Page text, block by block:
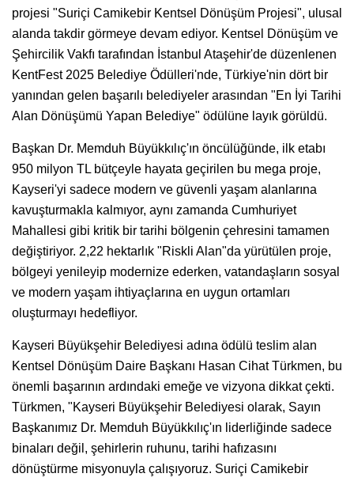
projesi "Suriçi Camikebir Kentsel Dönüşüm Projesi", ulusal
alanda takdir görmeye devam ediyor. Kentsel Dönüşüm ve
Şehircilik Vakfı tarafından İstanbul Ataşehir'de düzenlenen
KentFest 2025 Belediye Ödülleri'nde, Türkiye'nin dört bir
yanından gelen başarılı belediyeler arasından "En İyi Tarihi
Alan Dönüşümü Yapan Belediye" ödülüne layık görüldü.
Başkan Dr. Memduh Büyükkılıç'ın öncülüğünde, ilk etabı
950 milyon TL bütçeyle hayata geçirilen bu mega proje,
Kayseri'yi sadece modern ve güvenli yaşam alanlarına
kavuşturmakla kalmıyor, aynı zamanda Cumhuriyet
Mahallesi gibi kritik bir tarihi bölgenin çehresini tamamen
değiştiriyor. 2,22 hektarlık "Riskli Alan"da yürütülen proje,
bölgeyi yenileyip modernize ederken, vatandaşların sosyal
ve modern yaşam ihtiyaçlarına en uygun ortamları
oluşturmayı hedefliyor.
Kayseri Büyükşehir Belediyesi adına ödülü teslim alan
Kentsel Dönüşüm Daire Başkanı Hasan Cihat Türkmen, bu
önemli başarının ardındaki emeğe ve vizyona dikkat çekti.
Türkmen, "Kayseri Büyükşehir Belediyesi olarak, Sayın
Başkanımız Dr. Memduh Büyükkılıç'ın liderliğinde sadece
binaları değil, şehirlerin ruhunu, tarihi hafızasını
dönüştürme misyonuyla çalışıyoruz. Suriçi Camikebir